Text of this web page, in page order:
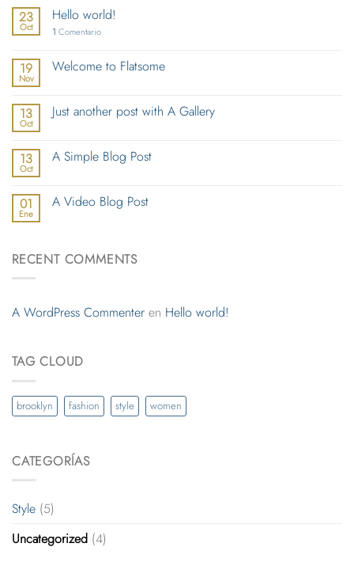
23
Oct
Hello world!
1 Comentario
19
Nov
Welcome to Flatsome
13
Oct
Just another post with A Gallery
13
Oct
A Simple Blog Post
01
Ene
A Video Blog Post
RECENT COMMENTS
A WordPress Commenter en Hello world!
TAG CLOUD
brooklyn fashion style women
CATEGORÍAS
Style (5)
Uncategorized (4)